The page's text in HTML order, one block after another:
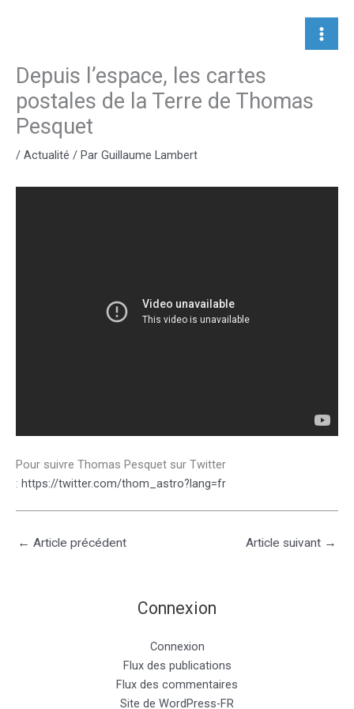
Depuis l’espace, les cartes
postales de la Terre de Thomas
Pesquet
/ Actualité / Par Guillaume Lambert
Pour suivre Thomas Pesquet sur Twitter
: https://twitter.com/thom_astro?lang=fr
← Article précédent Article suivant →
Connexion
Connexion
Flux des publications
Flux des commentaires
Site de WordPress-FR